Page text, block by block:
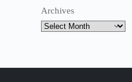
Archives